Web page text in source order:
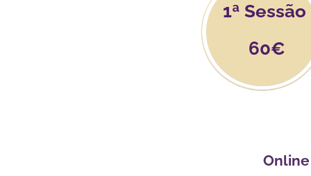
1ª Sessão
60€
Online